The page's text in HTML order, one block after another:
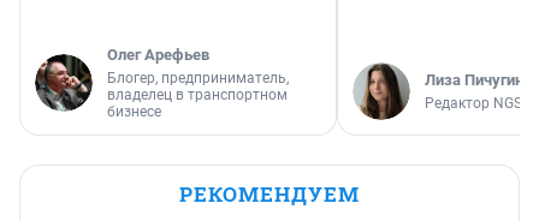
Олег Арефьев
Блогер, предприниматель,
владелец в транспортном
бизнесе
Лиза Пичугина
Редактор
РЕКОМЕНДУЕМ